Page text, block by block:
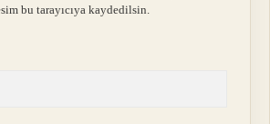
bu tarayıcıya kaydedilsin.